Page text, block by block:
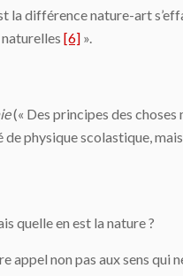
différence nature-art
[6] ».
(« Des principes des choses
physique scolastique,
quelle en est la nature ?
non pas aux sens qui